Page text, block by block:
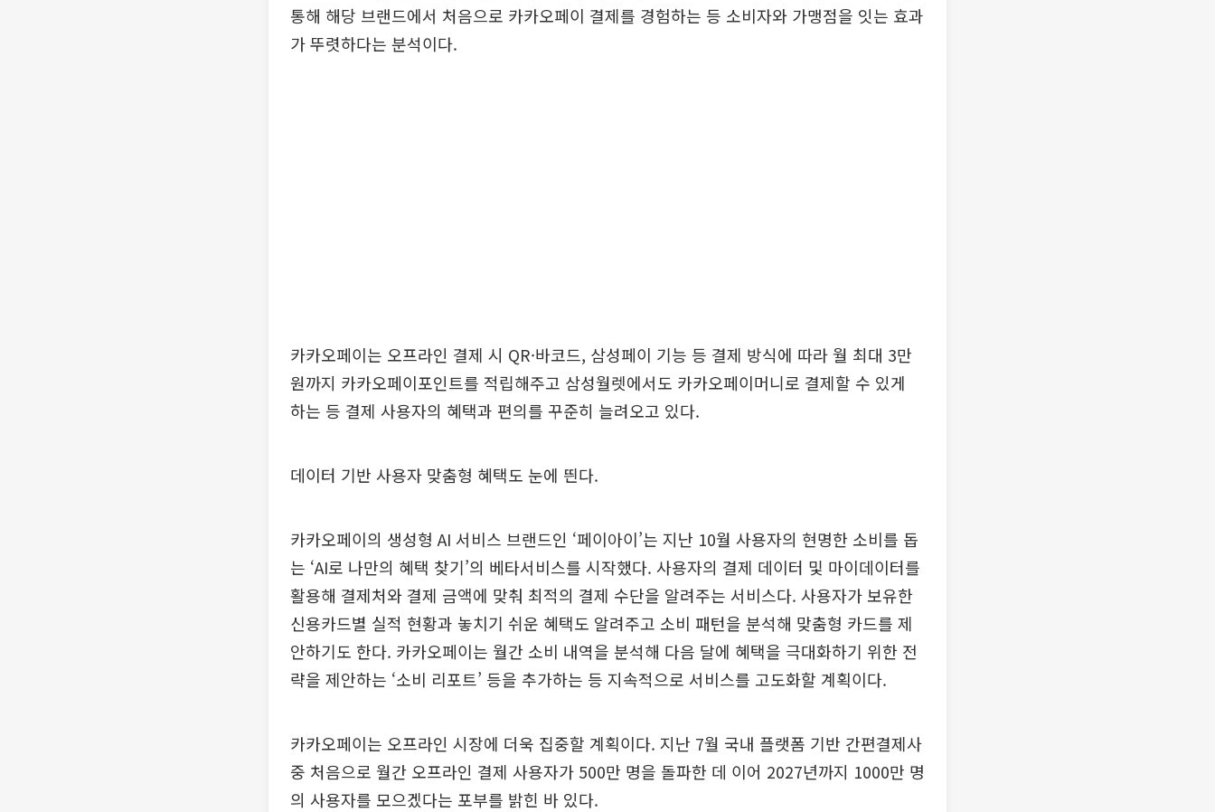
통해 해당 브랜드에서 처음으로 카카오페이 결제를 경험하는 등 소비자와 가맹점을 잇는 효과
가 뚜렷하다는 분석이다.
카카오페이는 오프라인 결제 시 QR·바코드, 삼성페이 기능 등 결제 방식에 따라 월 최대 3만
원까지 카카오페이포인트를 적립해주고 삼성월렛에서도 카카오페이머니로 결제할 수 있게
하는 등 결제 사용자의 혜택과 편의를 꾸준히 늘려오고 있다.
데이터 기반 사용자 맞춤형 혜택도 눈에 띈다.
카카오페이의 생성형 AI 서비스 브랜드인 ‘페이아이’는 지난 10월 사용자의 현명한 소비를 돕
는 ‘AI로 나만의 혜택 찾기’의 베타서비스를 시작했다. 사용자의 결제 데이터 및 마이데이터를
활용해 결제처와 결제 금액에 맞춰 최적의 결제 수단을 알려주는 서비스다. 사용자가 보유한
신용카드별 실적 현황과 놓치기 쉬운 혜택도 알려주고 소비 패턴을 분석해 맞춤형 카드를 제
안하기도 한다. 카카오페이는 월간 소비 내역을 분석해 다음 달에 혜택을 극대화하기 위한 전
략을 제안하는 ‘소비 리포트’ 등을 추가하는 등 지속적으로 서비스를 고도화할 계획이다.
카카오페이는 오프라인 시장에 더욱 집중할 계획이다. 지난 7월 국내 플랫폼 기반 간편결제사
중 처음으로 월간 오프라인 결제 사용자가 500만 명을 돌파한 데 이어 2027년까지 1000만 명
의 사용자를 모으겠다는 포부를 밝힌 바 있다.